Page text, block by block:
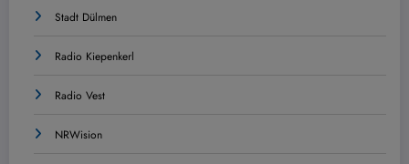
Stadt Dülmen
Radio Kiepenkerl
Radio Vest
NRWision